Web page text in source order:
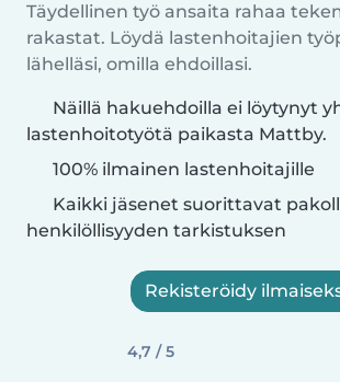
Täydellinen työ ansaita rahaa
rakastat. Löydä lastenhoitajien
lähelläsi, omilla ehdoillasi.
Näillä hakuehdoilla ei löytynyt
lastenhoitotyötä paikasta Mattby.
100% ilmainen lastenhoitajille
Kaikki jäsenet suorittavat
henkilöllisyyden tarkistuksen
Rekisteröidy
4,7 / 5